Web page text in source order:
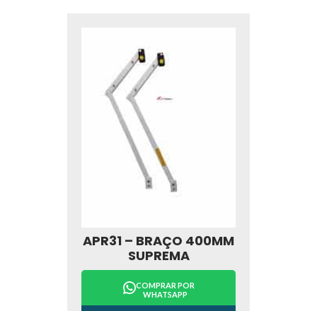
APR31 – BRAÇO 400MM
SUPREMA
COMPRAR POR
WHATSAPP